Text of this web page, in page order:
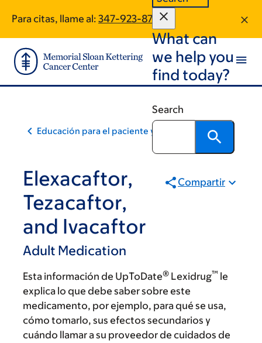
main
content
footer
Para citas, llame al: 347-923-8770
What can
we help you
find today?
Search
Educación para el paciente y la comunidad
Elexacaftor,
Tezacaftor,
and Ivacaftor
Adult Medication
Compartir
Esta información de UpToDate® Lexidrug™ le
explica lo que debe saber sobre este
medicamento, por ejemplo, para qué se usa,
cómo tomarlo, sus efectos secundarios y
cuándo llamar a su proveedor de cuidados de